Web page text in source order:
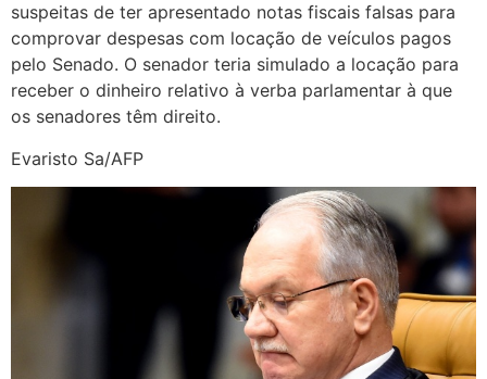
suspeitas de ter apresentado notas fiscais falsas para
comprovar despesas com locação de veículos pagos
pelo Senado. O senador teria simulado a locação para
receber o dinheiro relativo à verba parlamentar à que
os senadores têm direito.
Evaristo Sa/AFP